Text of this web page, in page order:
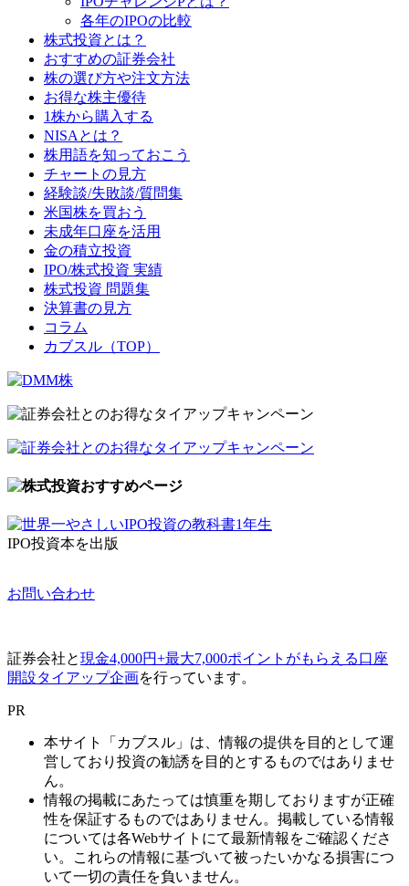
各年のIPOの比較
株式投資とは？
おすすめの証券会社
株の選び方や注文方法
お得な株主優待
1株から購入する
NISAとは？
株用語を知っておこう
チャートの見方
経験談/失敗談/質問集
米国株を買おう
未成年口座を活用
金の積立投資
IPO/株式投資 実績
株式投資 問題集
決算書の見方
コラム
カブスル（TOP）
IPO投資本を出版
お問い合わせ
証券会社と現金4,000円+最大7,000ポイントがもらえる口座
開設タイアップ企画を行っています。
PR
本サイト「カブスル」は、情報の提供を目的として運
営しており投資の勧誘を目的とするものではありませ
ん。
情報の掲載にあたっては慎重を期しておりますが正確
性を保証するものではありません。掲載している情報
については各Webサイトにて最新情報をご確認くださ
い。これらの情報に基づいて被ったいかなる損害につ
いて一切の責任を負いません。